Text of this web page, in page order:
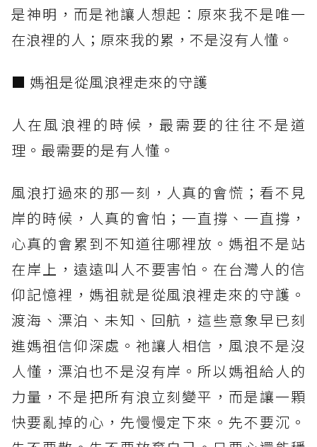
是神明，而是祂讓人想起：原來我不是唯一
在浪裡的人；原來我的累，不是沒有人懂。
■ 媽祖是從風浪裡走來的守護
人在風浪裡的時候，最需要的往往不是道
理。最需要的是有人懂。
風浪打過來的那一刻，人真的會慌；看不見
岸的時候，人真的會怕；一直撐、一直撐，
心真的會累到不知道往哪裡放。媽祖不是站
在岸上，遠遠叫人不要害怕。在台灣人的信
仰記憶裡，媽祖就是從風浪裡走來的守護。
渡海、漂泊、未知、回航，這些意象早已刻
進媽祖信仰深處。祂讓人相信，風浪不是沒
人懂，漂泊也不是沒有岸。所以媽祖給人的
力量，不是把所有浪立刻變平，而是讓一顆
快要亂掉的心，先慢慢定下來。先不要沉。